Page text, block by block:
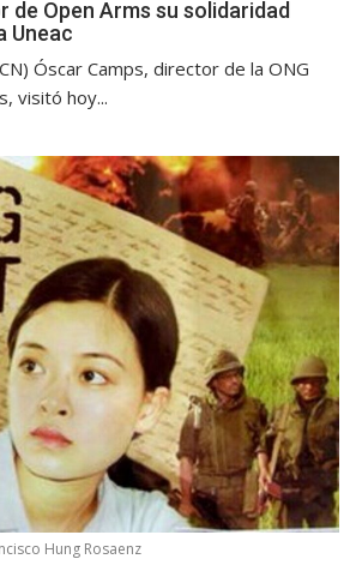
de Open Arms su solidaridad
Uneac
Óscar Camps, director de la ONG
visitó hoy...
Hung Rosaenz